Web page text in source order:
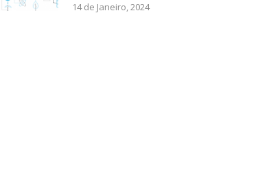
14 de Janeiro, 2024